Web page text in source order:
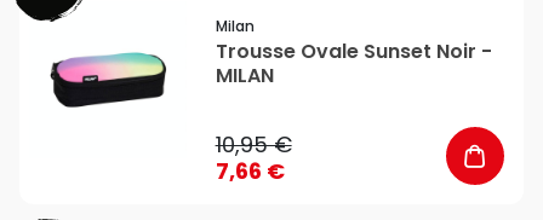
Milan
Trousse Ovale Sunset Noir -
MILAN
10,95 €
7,66 €